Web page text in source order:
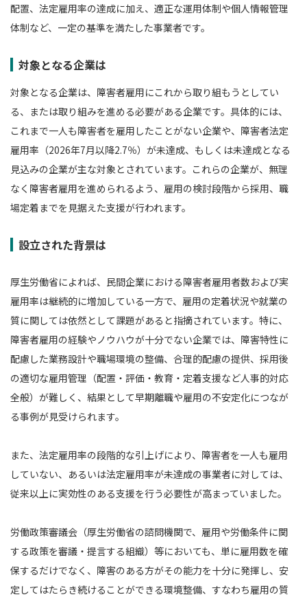
配置、法定雇用率の達成に加え、適正な運用体制や個人情報管理
体制など、一定の基準を満たした事業者です。
対象となる企業は
対象となる企業は、障害者雇用にこれから取り組もうとしてい
る、または取り組みを進める必要がある企業です。具体的には、
これまで一人も障害者を雇用したことがない企業や、障害者法定
雇用率（2026年7月以降2.7％）が未達成、もしくは未達成となる
見込みの企業が主な対象とされています。これらの企業が、無理
なく障害者雇用を進められるよう、雇用の検討段階から採用、職
場定着までを見据えた支援が行われます。
設立された背景は
厚生労働省によれば、民間企業における障害者雇用者数および実
雇用率は継続的に増加している一方で、雇用の定着状況や就業の
質に関しては依然として課題があると指摘されています。特に、
障害者雇用の経験やノウハウが十分でない企業では、障害特性に
配慮した業務設計や職場環境の整備、合理的配慮の提供、採用後
の適切な雇用管理（配置・評価・教育・定着支援など人事的対応
全般）が難しく、結果として早期離職や雇用の不安定化につなが
る事例が見受けられます。
また、法定雇用率の段階的な引上げにより、障害者を一人も雇用
していない、あるいは法定雇用率が未達成の事業者に対しては、
従来以上に実効性のある支援を行う必要性が高まっていました。
労働政策審議会（厚生労働省の諮問機関で、雇用や労働条件に関
する政策を審議・提言する組織）等においても、単に雇用数を確
保するだけでなく、障害のある方がその能力を十分に発揮し、安
定してはたらき続けることができる環境整備、すなわち雇用の質